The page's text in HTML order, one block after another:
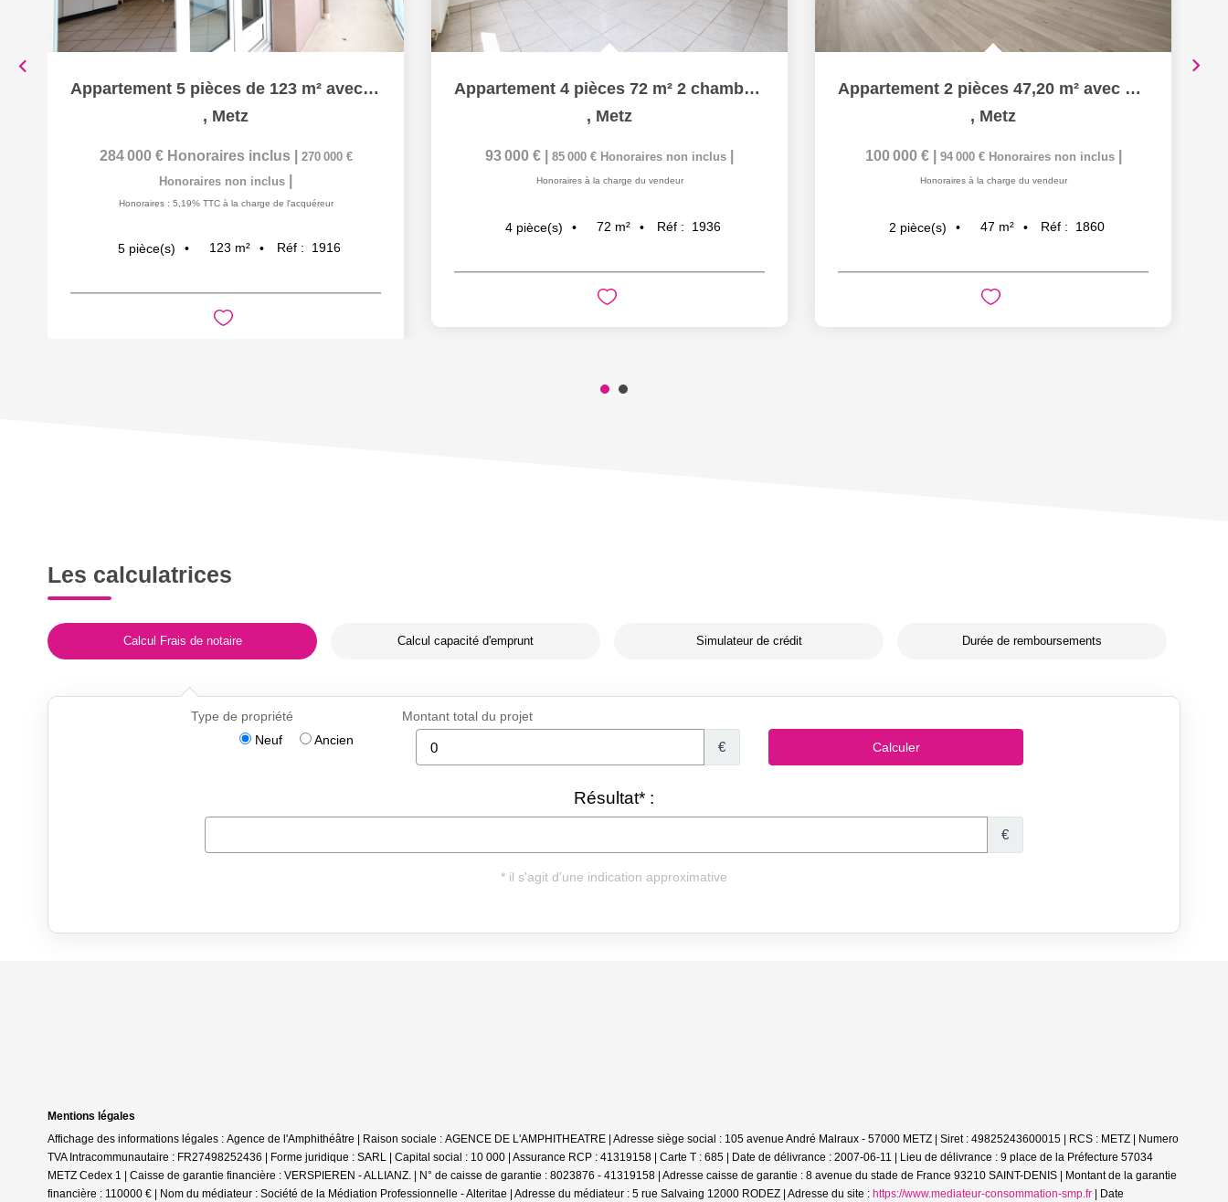
Appartement 5 pièces de 123 m² avec terrasse, box en...
, Metz
284 000 € Honoraires inclus
270 000 €
Honoraires non inclus
Honoraires : 5,19% TTC à la charge de l'acquéreur
5 pièce(s) 123 m² Réf : 1916
Appartement 4 pièces 72 m² 2 chambres parking en sous-sol à...
, Metz
93 000 € 85 000 € Honoraires non inclus
Honoraires à la charge du vendeur
4 pièce(s) 72 m² Réf : 1936
Appartement 2 pièces 47,20 m² avec Parking sécurisé à...
, Metz
100 000 € 94 000 € Honoraires non inclus
Honoraires à la charge du vendeur
2 pièce(s) 47 m² Réf : 1860
Les calculatrices
Calcul Frais de notaire Calcul capacité d'emprunt Simulateur de crédit Durée de remboursements
Mentions légales
Affichage des informations légales : Agence de l'Amphithéâtre | Raison sociale : AGENCE DE L'AMPHITHEATRE | Adresse siège social : 105 avenue André Malraux - 57000 METZ | Siret : 49825243600015 | RCS : METZ | Numero
TVA Intracommunautaire : FR27498252436 | Forme juridique : SARL | Capital social : 10 000 | Assurance RCP : 41319158 | Carte T : 685 | Date de délivrance : 2007-06-11 | Lieu de délivrance : 9 place de la Préfecture 57034
METZ Cedex 1 | Caisse de garantie financière : VERSPIEREN - ALLIANZ. | N° de caisse de garantie : 8023876 - 41319158 | Adresse caisse de garantie : 8 avenue du stade de France 93210 SAINT-DENIS | Montant de la garantie
financière : 110000 € | Nom du médiateur : Société de la Médiation Professionnelle - Alteritae | Adresse du médiateur : 5 rue Salvaing 12000 RODEZ | Adresse du site : https://www.mediateur-consommation-smp.fr | Date